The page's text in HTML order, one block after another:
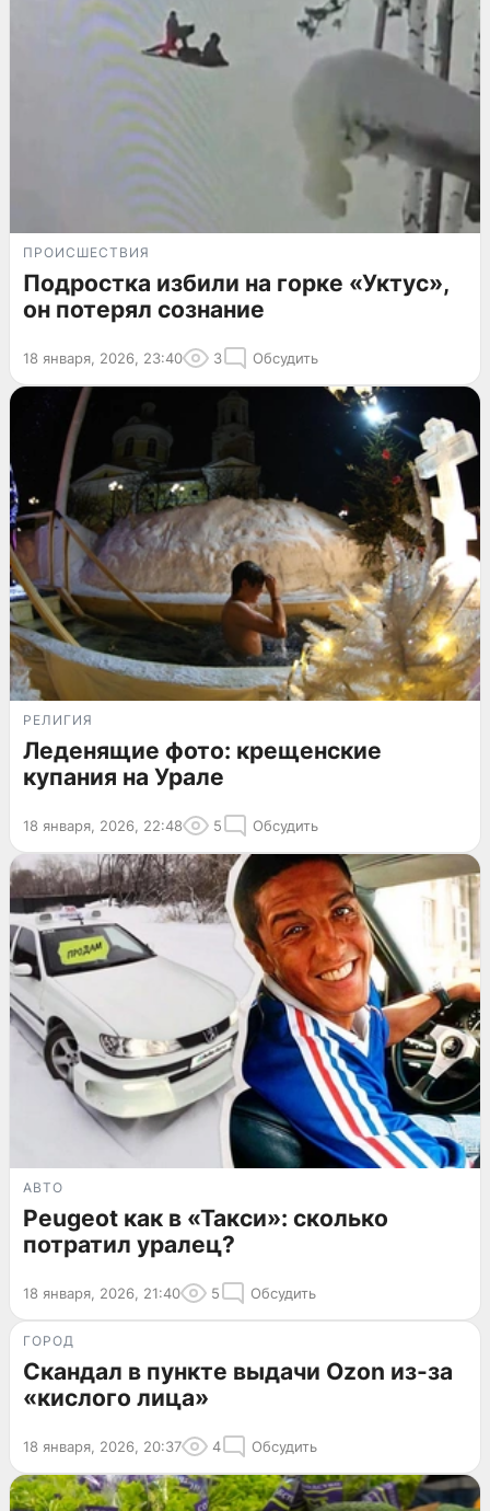
ПРОИСШЕСТВИЯ
Подростка избили на горке «Уктус»,
он потерял сознание
18 января, 2026, 23:40 3 Обсудить
РЕЛИГИЯ
Леденящие фото: крещенские
купания на Урале
18 января, 2026, 22:48 5 Обсудить
АВТО
Peugeot как в «Такси»: сколько
потратил уралец?
18 января, 2026, 21:40 5 Обсудить
ГОРОД
Скандал в пункте выдачи Ozon из-за
«кислого лица»
18 января, 2026, 20:37 4 Обсудить